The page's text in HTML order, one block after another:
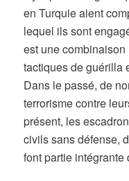
en Turquie aient
lequel ils sont
est une
tactiques de guérilla
Dans le passé, de
terrorisme contre
présent, les
civils sans défense,
font partie intégrante